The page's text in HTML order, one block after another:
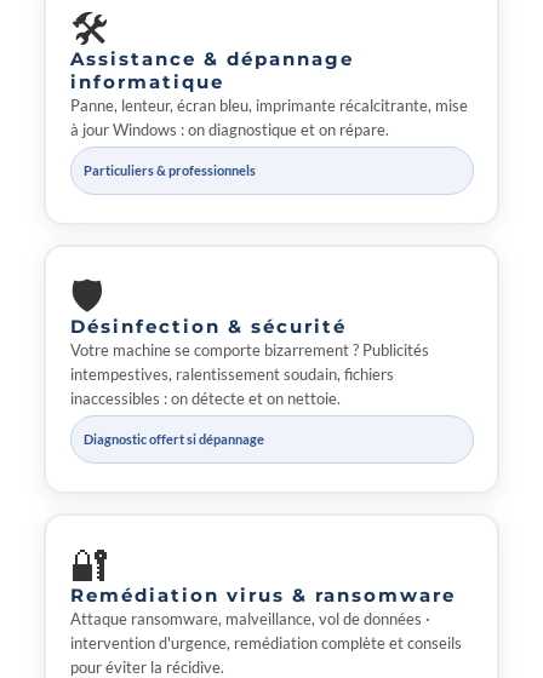
🛠
Assistance & dépannage
informatique
Panne, lenteur, écran bleu, imprimante récalcitrante, mise
à jour Windows : on diagnostique et on répare.
Particuliers & professionnels
🛡
Désinfection & sécurité
Votre machine se comporte bizarrement ? Publicités
intempestives, ralentissement soudain, fichiers
inaccessibles : on détecte et on nettoie.
Diagnostic offert si dépannage
🔐
Remédiation virus & ransomware
Attaque ransomware, malveillance, vol de données ·
intervention d'urgence, remédiation complète et conseils
pour éviter la récidive.